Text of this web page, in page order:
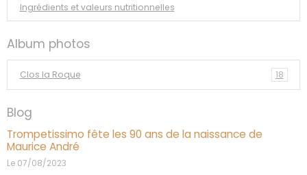
Ingrédients et valeurs nutritionnelles
Album photos
Clos la Roque 18
Blog
Trompetissimo fête les 90 ans de la naissance de
Maurice André
Le 07/08/2023